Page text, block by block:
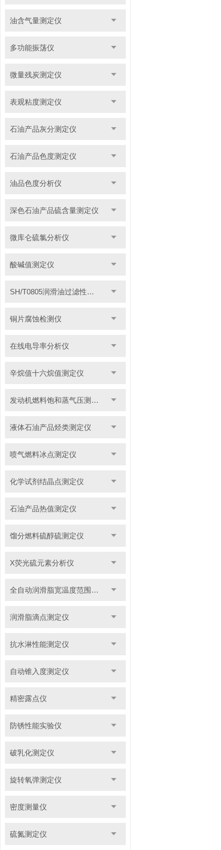
油含气量测定仪
多功能振荡仪
微量残炭测定仪
表观粘度测定仪
石油产品灰分测定仪
石油产品色度测定仪
油品色度分析仪
深色石油产品硫含量测定仪
微库仑硫氯分析仪
酸碱值测定仪
SH/T0805润滑油过滤性测定仪
铜片腐蚀检测仪
在线电导率分析仪
辛烷值十六烷值测定仪
发动机燃料饱和蒸气压测定仪
液体石油产品烃类测定仪
喷气燃料冰点测定仪
化学试剂结晶点测定仪
石油产品热值测定仪
馏分燃料硫醇硫测定仪
X荧光硫元素分析仪
全自动润滑脂宽温度范围滴点测定仪
润滑脂滴点测定仪
抗水淋性能测定仪
自动锥入度测定仪
精密露点仪
防锈性能实验仪
破乳化测定仪
旋转氧弹测定仪
密度测量仪
硫氮测定仪